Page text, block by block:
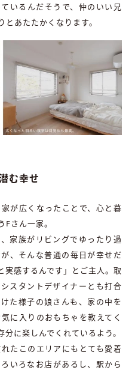
いるんだそうで、仲のいい兄
あたたかくなります。
む幸せ
が広くなったことで、心と暮
さん一家。
家族がリビングでゆったり過
、そんな普通の毎日が幸せだ
実感するんです」とご主人。取
スタントデザイナーとも打合
た様子の娘さんも、家の中を
に入りのおもちゃを教えてく
に楽しんでくれているよう。
たこのエリアにもとても愛着
いろなお店があるし、駅から